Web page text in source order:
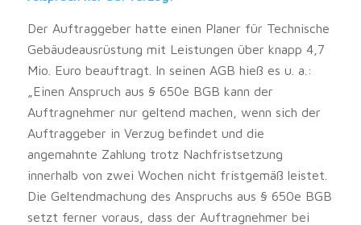
Der Auftraggeber hatte einen Planer für Technische
Gebäudeausrüstung mit Leistungen über knapp 4,7
Mio. Euro beauftragt. In seinen AGB hieß es u. a.:
„Einen Anspruch aus § 650e BGB kann der
Auftragnehmer nur geltend machen, wenn sich der
Auftraggeber in Verzug befindet und die
angemahnte Zahlung trotz Nachfristsetzung
innerhalb von zwei Wochen nicht fristgemäß leistet.
Die Geltendmachung des Anspruchs aus § 650e BGB
setzt ferner voraus, dass der Auftragnehmer bei